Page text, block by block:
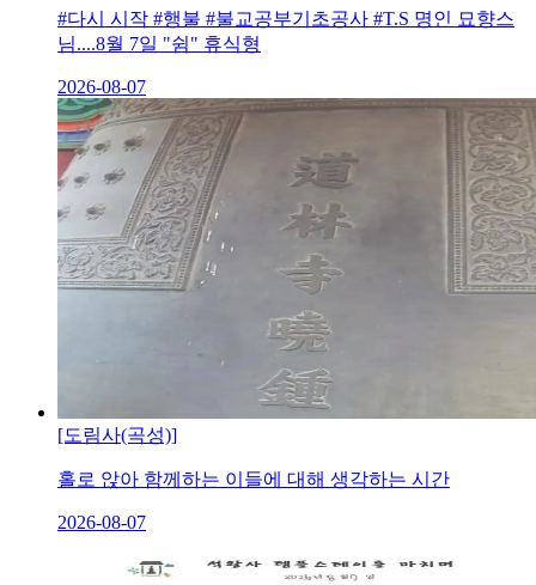
#다시 시작 #행불 #불교공부기초공사 #T.S 명인 묘향스
님....8월 7일 "쉼" 휴식형
2026-08-07
[도림사(곡성)]
홀로 앉아 함께하는 이들에 대해 생각하는 시간
2026-08-07